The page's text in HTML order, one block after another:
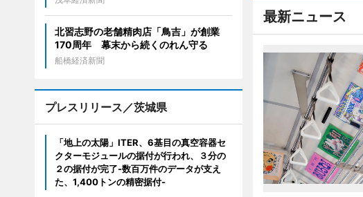
最新ニュース
北習志野の老舗精肉店「鳥吉」が創業
170周年 幕末から続くのれん守る
船橋経済新聞
プレスリリース／茨城県
「地上の太陽」ITER、6基目の真空容器セ
クターモジュールの据付が行われ、３分の
２の据付が完了-数百万件のデータが支え
た、1,400トンの精密据付-